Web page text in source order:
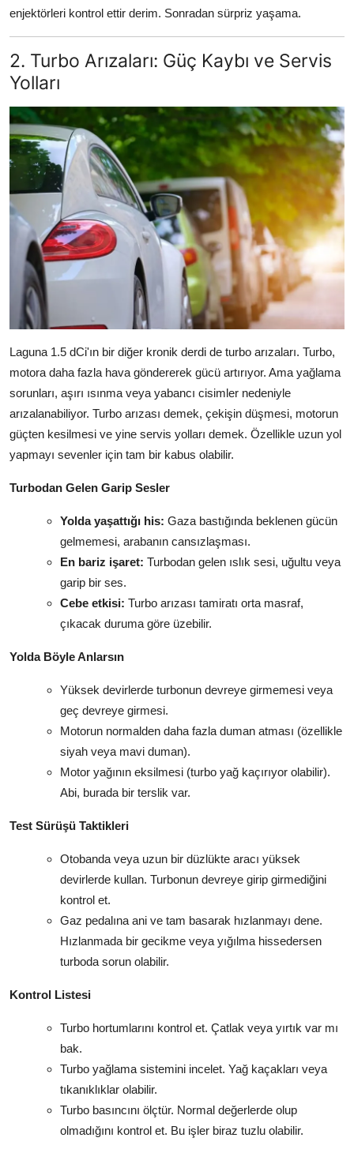
enjektörleri kontrol ettir derim. Sonradan sürpriz yaşama.
2. Turbo Arızaları: Güç Kaybı ve Servis
Yolları
Laguna 1.5 dCi'ın bir diğer kronik derdi de turbo arızaları. Turbo,
motora daha fazla hava göndererek gücü artırıyor. Ama yağlama
sorunları, aşırı ısınma veya yabancı cisimler nedeniyle
arızalanabiliyor. Turbo arızası demek, çekişin düşmesi, motorun
güçten kesilmesi ve yine servis yolları demek. Özellikle uzun yol
yapmayı sevenler için tam bir kabus olabilir.
Turbodan Gelen Garip Sesler
Yolda yaşattığı his: Gaza bastığında beklenen gücün
gelmemesi, arabanın cansızlaşması.
En bariz işaret: Turbodan gelen ıslık sesi, uğultu veya
garip bir ses.
Cebe etkisi: Turbo arızası tamiratı orta masraf,
çıkacak duruma göre üzebilir.
Yolda Böyle Anlarsın
Yüksek devirlerde turbonun devreye girmemesi veya
geç devreye girmesi.
Motorun normalden daha fazla duman atması (özellikle
siyah veya mavi duman).
Motor yağının eksilmesi (turbo yağ kaçırıyor olabilir).
Abi, burada bir terslik var.
Test Sürüşü Taktikleri
Otobanda veya uzun bir düzlükte aracı yüksek
devirlerde kullan. Turbonun devreye girip girmediğini
kontrol et.
Gaz pedalına ani ve tam basarak hızlanmayı dene.
Hızlanmada bir gecikme veya yığılma hissedersen
turboda sorun olabilir.
Kontrol Listesi
Turbo hortumlarını kontrol et. Çatlak veya yırtık var mı
bak.
Turbo yağlama sistemini incelet. Yağ kaçakları veya
tıkanıklıklar olabilir.
Turbo basıncını ölçtür. Normal değerlerde olup
olmadığını kontrol et. Bu işler biraz tuzlu olabilir.